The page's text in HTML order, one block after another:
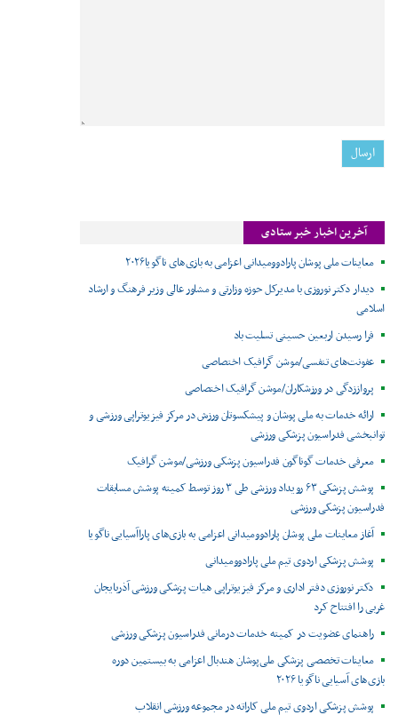
آخرین اخبار خبر ستادی
معاینات ملی پوشان پارادوومیدانی اعزامی به بازی‌های ناگویا۲۰۲۶
دیدار دکتر نوروزی با مدیرکل حوزه وزارتی و مشاور عالی وزیر فرهنگ و ارشاد
اسلامی
فرا رسیدن اربعین حسینی تسلیت باد
عفونت‌های تنفسی/موشن گرافیک اختصاصی
پرواززدگی در ورزشکاران/موشن گرافیک اختصاصی
ارائه خدمات به ملی پوشان و پیشکسوتان ورزش در مرکز فیزیوتراپی ورزشی و
توانبخشی فدراسیون پزشکی ورزشی
معرفی خدمات گوناگون فدراسیون پزشکی ورزشی/موشن گرافیک
پوشش پزشکی ۶۳ رویداد ورزشی طی ۳ روز توسط کمیته پوشش مسابقات
فدراسیون پزشکی ورزشی
آغاز معاینات ملی پوشان پارادوومیدانی اعزامی به بازی‌های پاراآسیایی ناگویا
پوشش پزشکی اردوی تیم ملی پارادوومیدانی
دکتر نوروزی دفتر اداری و مرکز فیزیوتراپی هیات پزشکی ورزشی آذربایجان
غربی را افتتاح کرد
راهنمای عضویت در کمیته خدمات درمانی فدراسیون پزشکی ورزشی
معاینات تخصصی پزشکی ملی‌پوشان هندبال اعزامی به بیستمین دوره
بازی‌های آسیایی ناگویا ۲۰۲۶
پوشش پزشکی اردوی تیم ملی کاراته در مجموعه ورزشی انقلاب